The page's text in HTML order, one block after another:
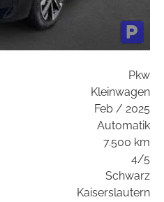
Pkw
Kleinwagen
Feb / 2025
Automatik
7.500 km
4/5
Schwarz
Kaiserslautern